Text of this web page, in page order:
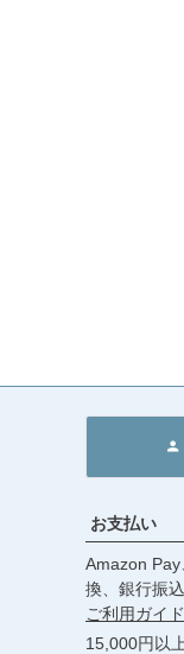
お支払い
Amazon Pay
換、銀行振
ご利用ガイド
15,000円以